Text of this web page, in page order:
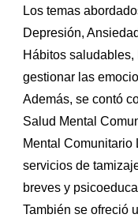
Los temas
Depresión,
Hábitos
gestionar las
Además, se contó
Salud Mental
Mental Comunitario
servicios de
breves y
También se ofreció